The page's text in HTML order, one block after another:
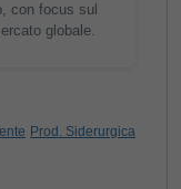
con focus sul
globale.
Prod. Siderurgica